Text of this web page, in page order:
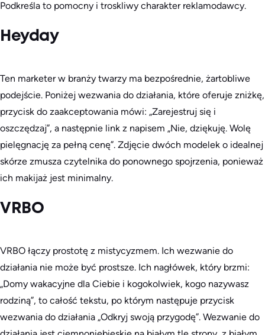
Podkreśla to pomocny i troskliwy charakter reklamodawcy.
Heyday
Ten marketer w branży twarzy ma bezpośrednie, żartobliwe
podejście. Poniżej wezwania do działania, które oferuje zniżkę,
przycisk do zaakceptowania mówi: „Zarejestruj się i
oszczędzaj”, a następnie link z napisem „Nie, dziękuję. Wolę
pielęgnację za pełną cenę”. Zdjęcie dwóch modelek o idealnej
skórze zmusza czytelnika do ponownego spojrzenia, ponieważ
ich makijaż jest minimalny.
VRBO
VRBO łączy prostotę z mistycyzmem. Ich wezwanie do
działania nie może być prostsze. Ich nagłówek, który brzmi:
„Domy wakacyjne dla Ciebie i kogokolwiek, kogo nazywasz
rodziną”, to całość tekstu, po którym następuje przycisk
wezwania do działania „Odkryj swoją przygodę”. Wezwanie do